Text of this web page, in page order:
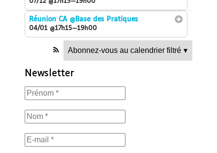
07/12 @17h15—19h00
Réunion CA@Base des Pratiques
04/01 @17h15—19h00
Abonnez-vous au calendrier filtré ▾
Newsletter